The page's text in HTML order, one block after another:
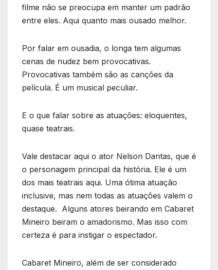
filme não se preocupa em manter um padrão
entre eles. Aqui quanto mais ousado melhor.
Por falar em ousadia, o longa tem algumas
cenas de nudez bem provocativas.
Provocativas também são as canções da
película. É um musical peculiar.
E o que falar sobre as atuações: eloquentes,
quase teatrais.
Vale destacar aqui o ator Nelson Dantas, que é
o personagem principal da história. Ele é um
dos mais teatrais aqui. Uma ótima atuação
inclusive, mas nem todas as atuações valem o
destaque. Alguns atores beirando em Cabaret
Mineiro beiram o amadorismo. Mas isso com
certeza é para instigar o espectador.
Cabaret Mineiro, além de ser considerado